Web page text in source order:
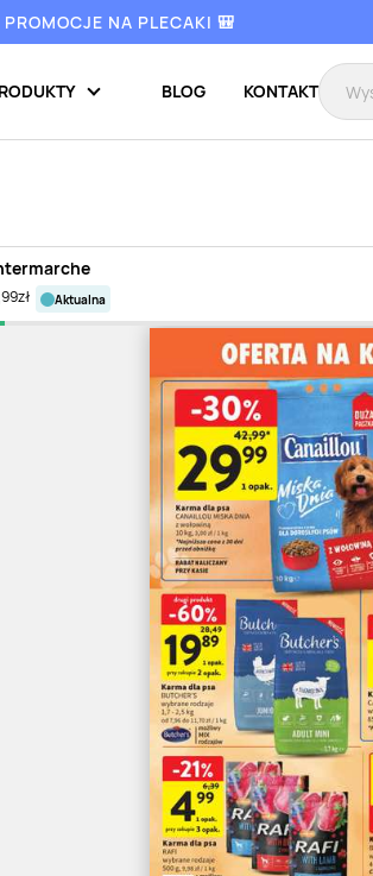
PROMOCJE NA PLECAKI 🎒
BLOG KONTAKT
zł aktualna